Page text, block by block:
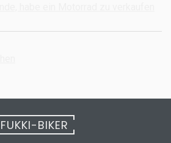
FUKKI-BIKER